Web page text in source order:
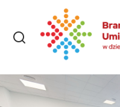
Start
O nas